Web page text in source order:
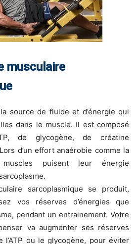
musculaire
source de fluide et d’énergie qui
dans le muscle. Il est composé
de glycogène, de créatine
d’un effort anaérobie comme la
muscles puisent leur énergie
sarcoplasmique se produit,
vos réserves d’énergies que
pendant un entrainement. Votre
va augmenter ses réserves
l’ATP ou le glycogène, pour éviter